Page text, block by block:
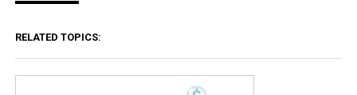
RELATED TOPICS: